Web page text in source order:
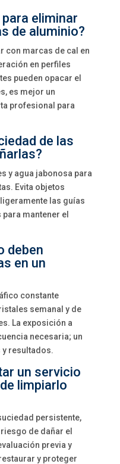
eliminar
de aluminio?
con marcas de cal en
en perfiles
pueden opacar el
es mejor un
profesional para
de las
y agua jabonosa para
Evita objetos
las guías
mantener el
deben
en un
constante
semanal y de
La exposición a
necesaria; un
resultados.
un servicio
limpiarlo
persistente,
de dañar el
previa y
y proteger